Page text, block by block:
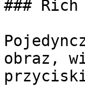
###
obraz,